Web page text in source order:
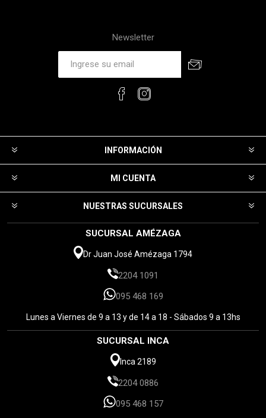
Newsletter
INFORMACIÓN
MI CUENTA
NUESTRAS SUCURSALES
SUCURSAL AMÉZAGA
Dr Juan José Amézaga 1794
2204 1091
095 468 169
Lunes a Viernes de 9 a 13 y de 14 a 18 - Sábados 9 a 13hs
SUCURSAL INCA
Inca 2189
2204 0886
095 468 157